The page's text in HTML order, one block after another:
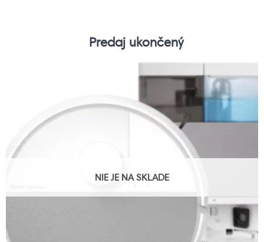
Predaj ukončený
NIE JE NA SKLADE